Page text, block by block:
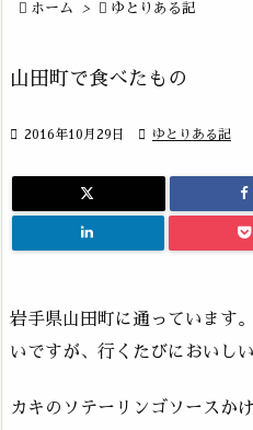
 ホーム >  ゆとりある記
山田町で食べたもの
 2016年10月29日  ゆとりある記
岩手県山田町に通っています
いですが、行くたびにおいし
カキのソテーリンゴソースか